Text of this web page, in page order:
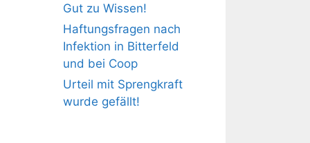
Gut zu Wissen!
Haftungsfragen nach
Infektion in Bitterfeld
und bei Coop
Urteil mit Sprengkraft
wurde gefällt!